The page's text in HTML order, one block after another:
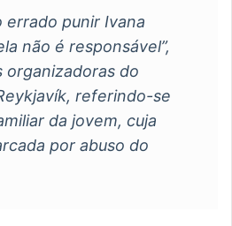
errado punir Ivana
não é responsável”,
organizadoras do
referindo-se
da jovem, cuja
por abuso do